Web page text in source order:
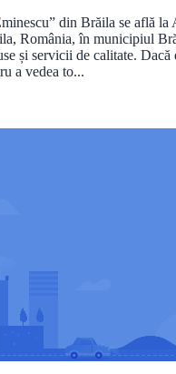
din Brăila se află la
România, în municipiul
și servicii de calitate. Dacă
a vedea to...